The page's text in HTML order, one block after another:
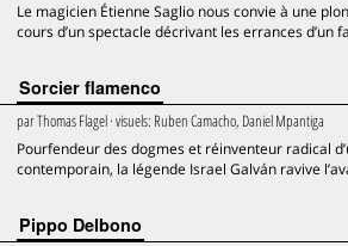
Le magicien Étienne Saglio nous convie à une
cours d’un spectacle décrivant les errances d’un
Sorcier flamenco
parThomas Flagel· visuels: Ruben Camacho, Daniel Mpantiga
Pourfendeur des dogmes et réinventeur radical
contemporain, la légende Israel Galván ravive
Pippo Delbono